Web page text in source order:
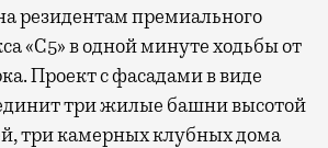
резидентам премиального
«С5»в одной минуте ходьбы от
Проект с фасадами в виде
три жилые башни высотой
три камерных клубных дома